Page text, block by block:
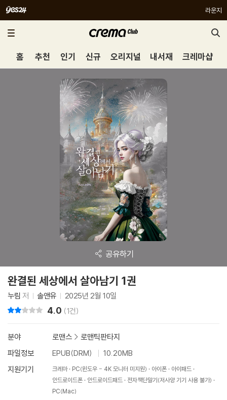
라운지
홈 추천 인기 신규 오리지널 내서재 크레마샵
공유하기
완결된 세상에서 살아남기 1권
누림 저 솔앤유 2025년 2월 10일
4.0 (1건)
분야 로맨스 > 로맨틱판타지
파일정보
EPUB(DRM)
10.20MB
지원기기
크레마 PC(윈도우 - 4K 모니터 미지원) 아이폰
아이패드
안드로이드폰
안드로이드패드
전자책단말기(저사양 기기 사용 불가)
PC(Mac)